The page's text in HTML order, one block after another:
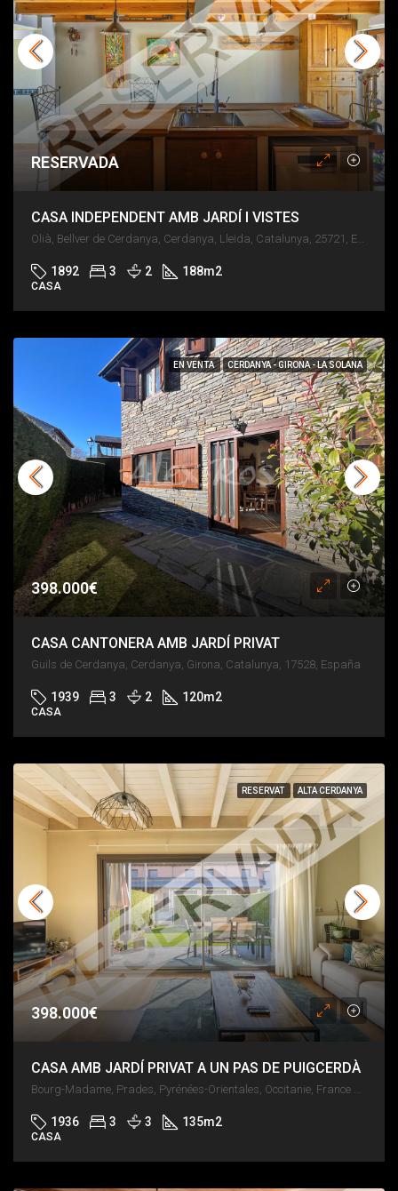
RESERVADA
CASA INDEPENDENT AMB JARDÍ I VISTES
Olià, Bellver de Cerdanya, Cerdanya, Lleida, Catalunya, 25721, España
1892 3 2 188m2
CASA
EN VENTA CERDANYA - GIRONA - LA SOLANA
398.000€
CASA CANTONERA AMB JARDÍ PRIVAT
Guils de Cerdanya, Cerdanya, Girona, Catalunya, 17528, España
1939 3 2 120m2
CASA
RESERVAT ALTA CERDANYA
398.000€
CASA AMB JARDÍ PRIVAT A UN PAS DE PUIGCERDÀ
Bourg-Madame, Prades, Pyrénées-Orientales, Occitanie, France métropolitaine, 66760, France
1936 3 3 135m2
CASA